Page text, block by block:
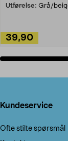
Utførelse: Grå/
39,90
Kundeservice
Ofte stilte spørsmål